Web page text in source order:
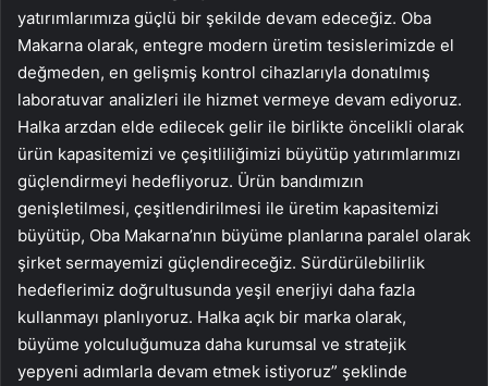
yatırımlarımıza güçlü bir şekilde devam edeceğiz. Oba
Makarna olarak, entegre modern üretim tesislerimizde el
değmeden, en gelişmiş kontrol cihazlarıyla donatılmış
laboratuvar analizleri ile hizmet vermeye devam ediyoruz.
Halka arzdan elde edilecek gelir ile birlikte öncelikli olarak
ürün kapasitemizi ve çeşitliliğimizi büyütüp yatırımlarımızı
güçlendirmeyi hedefliyoruz. Ürün bandımızın
genişletilmesi, çeşitlendirilmesi ile üretim kapasitemizi
büyütüp, Oba Makarna’nın büyüme planlarına paralel olarak
şirket sermayemizi güçlendireceğiz. Sürdürülebilirlik
hedeflerimiz doğrultusunda yeşil enerjiyi daha fazla
kullanmayı planlıyoruz. Halka açık bir marka olarak,
büyüme yolculuğumuza daha kurumsal ve stratejik
yepyeni adımlarla devam etmek istiyoruz” şeklinde